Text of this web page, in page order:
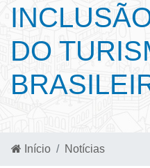
DO
Início Notícias